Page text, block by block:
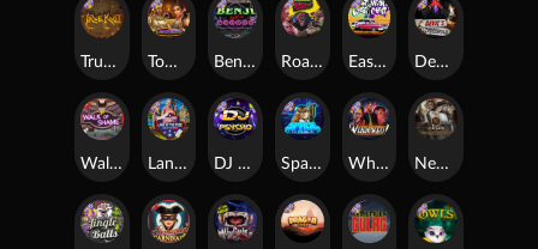
Nexus Tombstone RIP
Roadkill
Space Donkey
Land of the Free
Benji Killed in Vegas Devil's Crossroad
Tomb of Nefertiti
DJ Psycho
East Coast Vs West Coast
Whacked
Walk of Shame
True kult